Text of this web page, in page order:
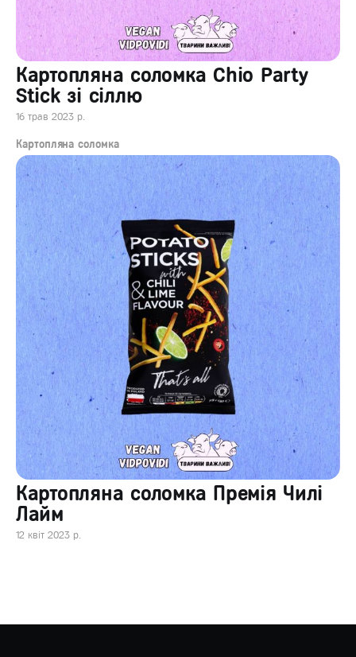
Картопляна соломка Chio Party
Stick зі сіллю
16 трав 2023 р.
Картопляна соломка
Картопляна соломка Премія Чилі
Лайм
12 квіт 2023 р.